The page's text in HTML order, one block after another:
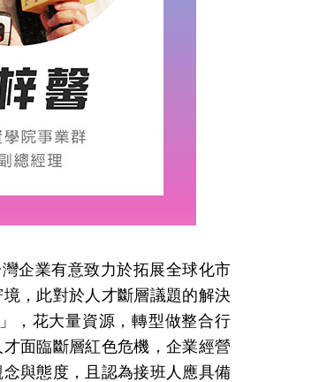
企業有意致力於拓展全球化市
，此對於人才斷層議題的解決
，花大量資源，轉型做整合行
面臨斷層紅色危機，企業經營
與態度，且認為接班人應具備